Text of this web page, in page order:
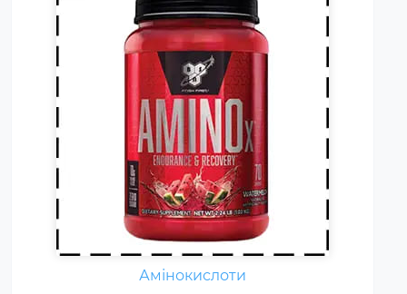
Амінокислоти
Жироспалювачі належать до